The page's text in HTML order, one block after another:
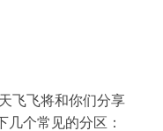
飞飞将和你们分享
个常见的分区：